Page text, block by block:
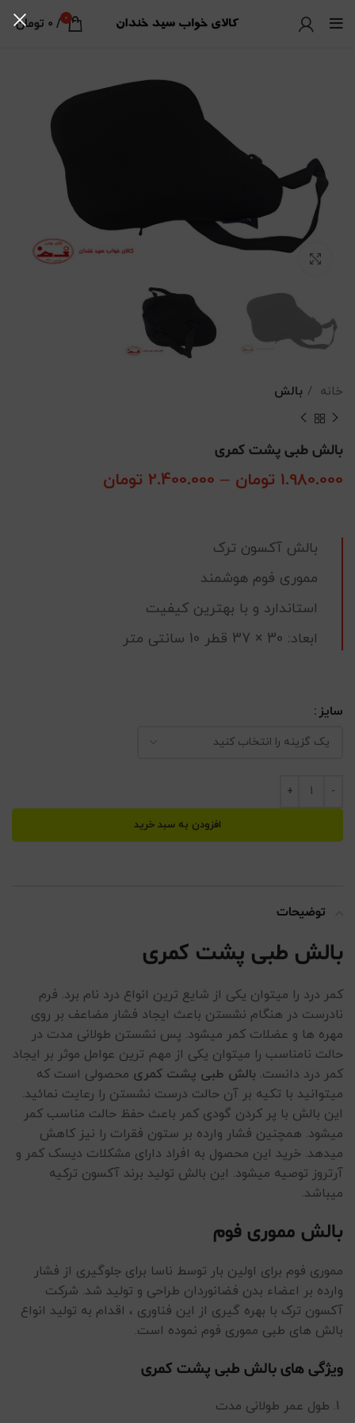
0
/
0 تومان
خانه بالش
بالش طبی پشت کمری
1.980.000 تومان –
2.400.000 تومان
بالش آکسون ترک
مموری فوم هوشمند
استاندارد و با بهترین کیفیت
ابعاد: 30 × 37 قطر 10 سانتی متر
سایز
افزودن به سبد خرید
توضیحات
بالش طبی پشت کمری
کمر درد را میتوان یکی از شایع ترین انواع درد نام برد. فرم
نادرست در هنگام نشستن باعث ایجاد فشار مضاعف بر روی
مهره ها و عضلات کمر میشود. پس نشستن طولانی مدت در
حالت نامناسب را میتوان یکی از مهم ترین عوامل موثر بر ایجاد
کمر درد دانست. بالش طبی پشت کمری محصولی است که
میتوانید با تکیه بر آن حالت درست نشستن را رعایت نمائید.
این بالش با پر کردن گودی کمر باعث حفظ حالت مناسب کمر
میشود. همچنین فشار وارده بر ستون فقرات را نیز کاهش
میدهد. خرید این محصول به افراد دارای مشکلات دیسک کمر و
آرتروز توصیه میشود. این بالش تولید برند آکسون ترکیه
میباشد.
بالش مموری فوم
مموری فوم برای اولین بار توسط ناسا برای جلوگیری از فشار
وارده بر اعضاء بدن فضانوردان طراحی و تولید شد. شرکت
آکسون ترک با بهره گیری از این فناوری ، اقدام به تولید انواع
بالش های طبی مموری فوم نموده است.
ویژگی های بالش طبی پشت کمری
طول عمر طولانی مدت